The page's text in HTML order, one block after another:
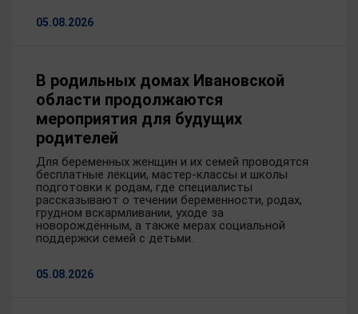
05.08.2026
В родильных домах Ивановской
области продолжаются
мероприятия для будущих
родителей
Для беременных женщин и их семей проводятся
бесплатные лекции, мастер-классы и школы
подготовки к родам, где специалисты
рассказывают о течении беременности, родах,
грудном вскармливании, уходе за
новорождённым, а также мерах социальной
поддержки семей с детьми.
05.08.2026